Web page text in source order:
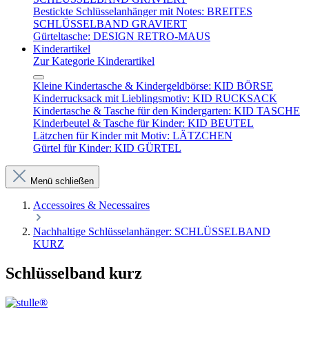
Bestickte Schlüsselanhänger mit Notes: BREITES
SCHLÜSSELBAND GRAVIERT
Gürteltasche: DESIGN RETRO-MAUS
Kinderartikel
Zur Kategorie Kinderartikel
Kleine Kindertasche & Kindergeldbörse: KID BÖRSE
Kinderrucksack mit Lieblingsmotiv: KID RUCKSACK
Kindertasche & Tasche für den Kindergarten: KID TASCHE
Kinderbeutel & Tasche für Kinder: KID BEUTEL
Lätzchen für Kinder mit Motiv: LÄTZCHEN
Gürtel für Kinder: KID GÜRTEL
Menü schließen
Accessoires & Necessaires
Nachhaltige Schlüsselanhänger: SCHLÜSSELBAND
KURZ
Schlüsselband kurz